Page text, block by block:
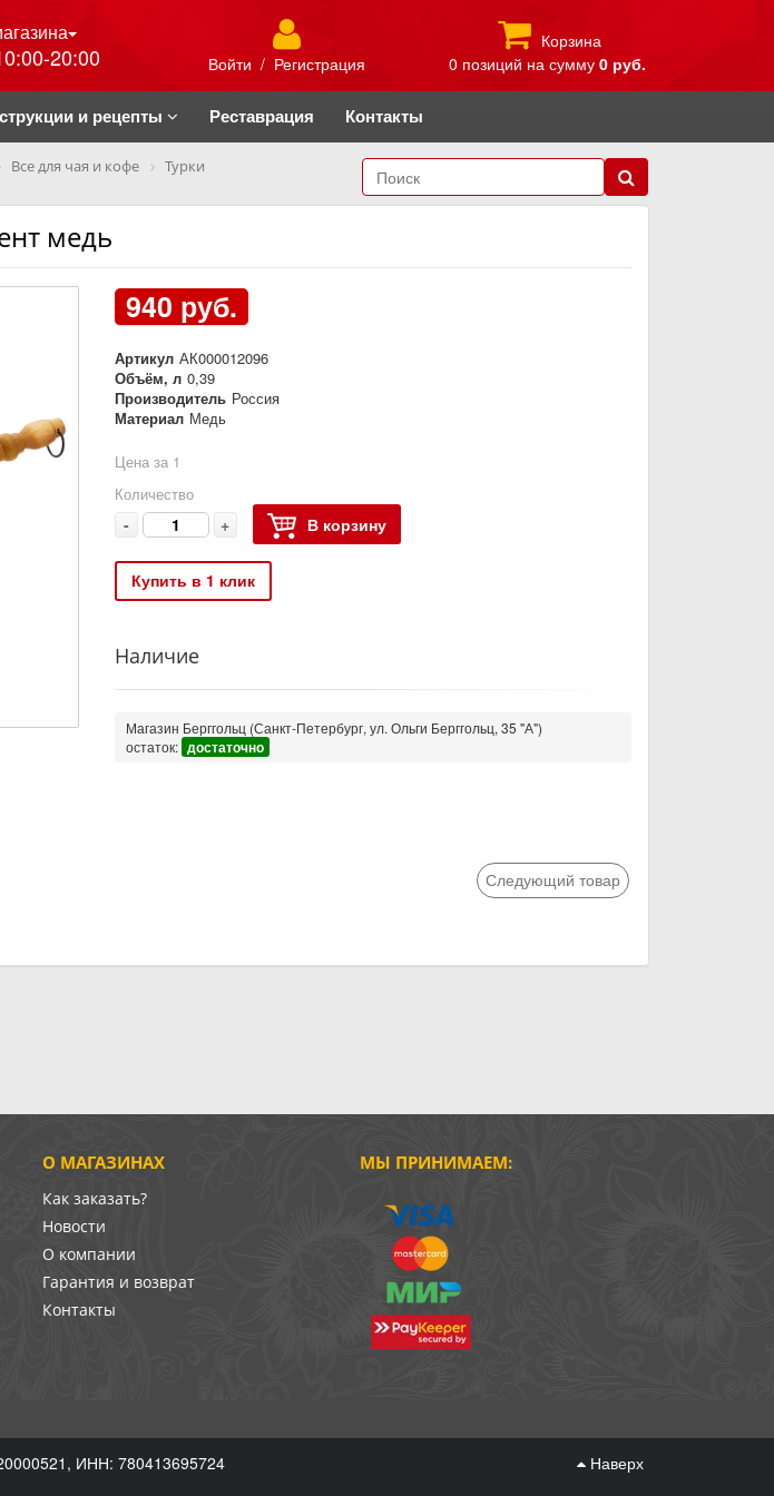
20:00 Войти / Регистрация
Корзина
0 позиций на сумму 0 руб.
и рецепты Реставрация Контакты
Все для чая и кофе Турки
медь
940 руб.
Артикул АК000012096
Объём, л 0,39
Производитель Россия
Материал Медь
Цена за 1
Количество
- + В корзину
Купить в 1 клик
Наличие
Магазин Берггольц (Санкт-Петербург, ул. Ольги Берггольц, 35 "А")
остаток: достаточно
Следующий товар
О МАГАЗИНАХ
Как заказать?
Новости
О компании
Гарантия и возврат
Контакты
МЫ ПРИНИМАЕМ:
ИНН: 780413695724 Наверх